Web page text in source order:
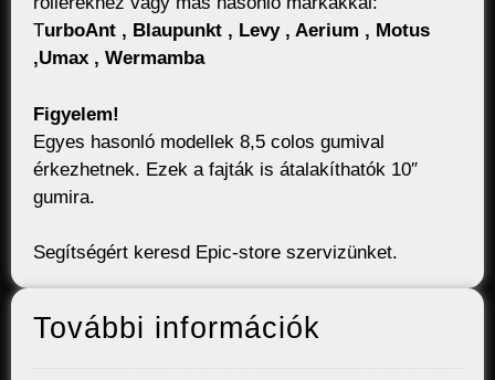
TurboAnt , Blaupunkt , Levy , Aerium , Motus
,Umax , Wermamba
Figyelem!
Egyes hasonló modellek 8,5 colos gumival
érkezhetnek. Ezek a fajták is átalakíthatók 10″
gumira.
Segítségért keresd Epic-store szervizünket.
További információk